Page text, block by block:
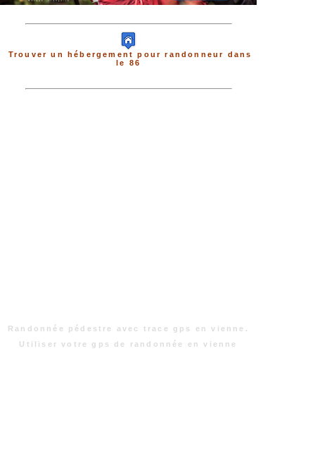
Trouver un hébergement pour randonneur dans
le 86
Randonnée pédestre avec trace gps en vienne.
Utiliser votre gps de randonnée en vienne